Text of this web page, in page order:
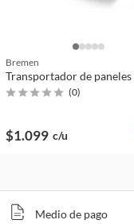
Bremen
Transportador de paneles
(0)
$1.099 c/u
Medio de pago